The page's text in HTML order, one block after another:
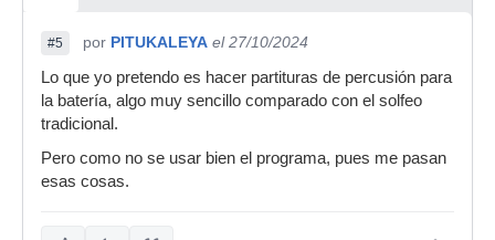
#5 por PITUKALEYA el 27/10/2024
Lo que yo pretendo es hacer partituras de percusión para
la batería, algo muy sencillo comparado con el solfeo
tradicional.
Pero como no se usar bien el programa, pues me pasan
esas cosas.